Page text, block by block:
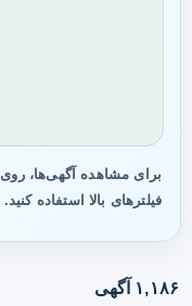
برای مشاهده آگهی‌ها،
فیلترهای بالا استفاده کنید.
۱,۱۸۶ آگهی